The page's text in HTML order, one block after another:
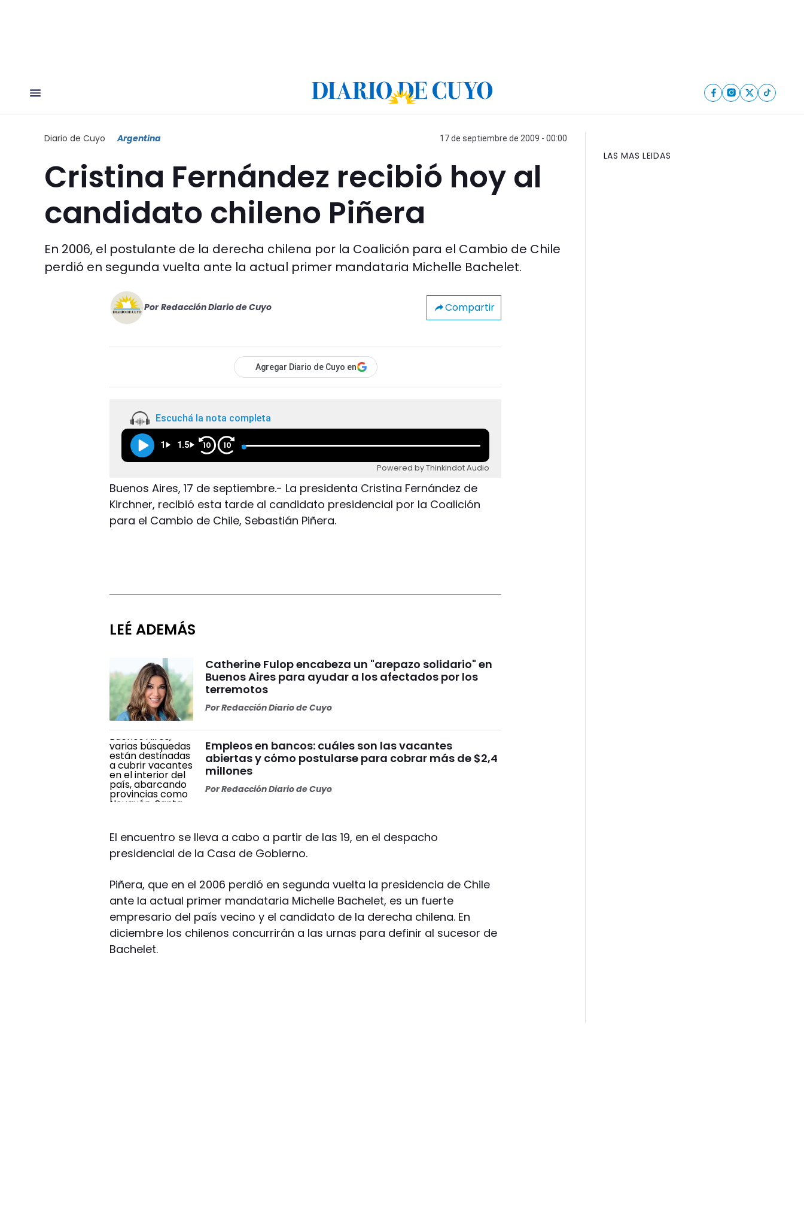
Diario de Cuyo Argentina 17 de septiembre de 2009 - 00:00
Cristina Fernández recibió hoy al
candidato chileno Piñera
En 2006, el postulante de la derecha chilena por la Coalición para el Cambio de Chile
perdió en segunda vuelta ante la actual primer mandataria Michelle Bachelet.
Por Redacción Diario de Cuyo Compartir
Agregar Diario de Cuyo en
Escuchá la nota completa
1 1.5 10 10
Powered by Thinkindot Audio
Buenos Aires, 17 de septiembre.- La presidenta Cristina Fernández de
Kirchner, recibió esta tarde al candidato presidencial por la Coalición
para el Cambio de Chile, Sebastián Piñera.
LEÉ ADEMÁS
Catherine Fulop encabeza un "arepazo solidario" en
Buenos Aires para ayudar a los afectados por los
terremotos
PorRedacción Diario de Cuyo
Empleos en bancos: cuáles son las vacantes
abiertas y cómo postularse para cobrar más de $2,4
millones
PorRedacción Diario de Cuyo
El encuentro se lleva a cabo a partir de las 19, en el despacho
presidencial de la Casa de Gobierno.
Piñera, que en el 2006 perdió en segunda vuelta la presidencia de Chile
ante la actual primer mandataria Michelle Bachelet, es un fuerte
empresario del país vecino y el candidato de la derecha chilena. En
diciembre los chilenos concurrirán a las urnas para definir al sucesor de
Bachelet.
LAS MAS LEIDAS